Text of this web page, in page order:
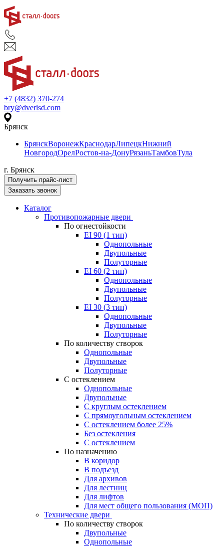
+7 (4832) 370-274
bry@dverisd.com
Брянск
БрянскВоронежКраснодарЛипецкНижний
НовгородОрелРостов-на-ДонуРязаньТамбовТула
г. Брянск
Получить прайс-лист
Заказать звонок
Каталог
Противопожарные двери
По огнестойкости
EI 90 (1 тип)
Однопольные
Двупольные
Полуторные
EI 60 (2 тип)
Однопольные
Двупольные
Полуторные
EI 30 (3 тип)
Однопольные
Двупольные
Полуторные
По количеству створок
Однопольные
Двупольные
Полуторные
С остеклением
Однопольные
Двупольные
С круглым остеклением
С прямоугольным остеклением
С остеклением более 25%
Без остекления
С остеклением
По назначению
В коридор
В подъезд
Для архивов
Для лестниц
Для лифтов
Для мест общего пользования (МОП)
Технические двери
По количеству створок
Двупольные
Однопольные